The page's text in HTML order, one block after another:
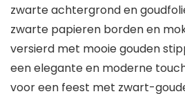
zwarte achtergrond en
zwarte papieren borden en
versierd met mooie gouden
een elegante en moderne
voor een feest met zwart-